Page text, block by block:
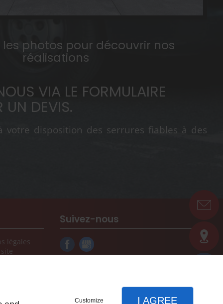
les photos pour découvrir nos
réalisations
VIA LE FORMULAIRE
UN DEVIS.
votre disposition des serrures fiables à des
légales
Suivez-nous
Customize I AGREE